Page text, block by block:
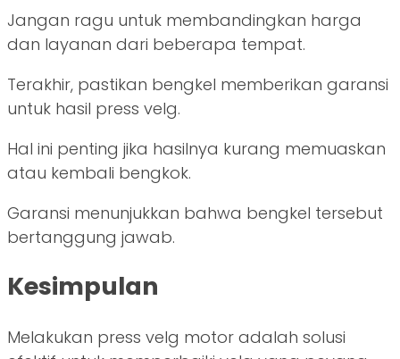
Jangan ragu untuk membandingkan harga
dan layanan dari beberapa tempat.
Terakhir, pastikan bengkel memberikan garansi
untuk hasil press velg.
Hal ini penting jika hasilnya kurang memuaskan
atau kembali bengkok.
Garansi menunjukkan bahwa bengkel tersebut
bertanggung jawab.
Kesimpulan
Melakukan press velg motor adalah solusi